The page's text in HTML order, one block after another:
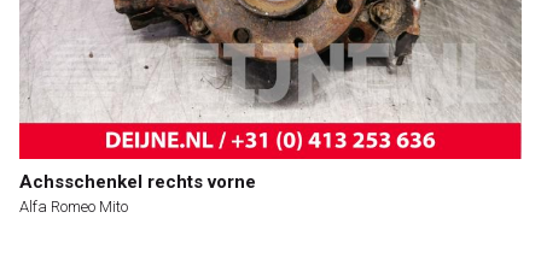
Achsschenkel rechts vorne
Alfa Romeo Mito